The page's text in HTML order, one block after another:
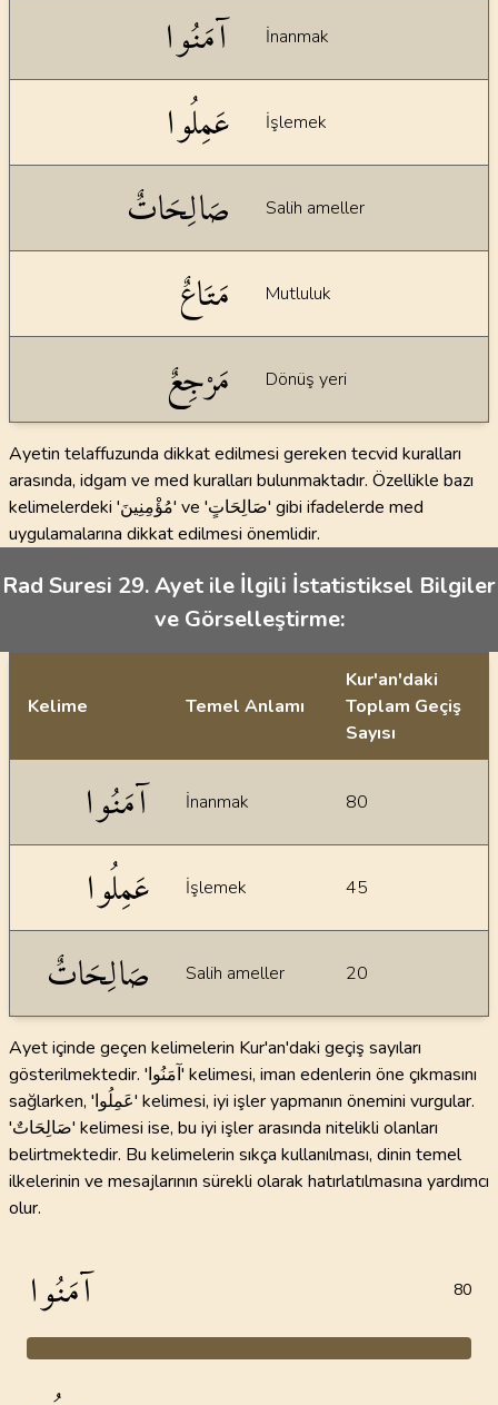
آمَنُوا İnanmak
عَمِلُوا İşlemek
صَالِحَاتٌ Salih ameller
مَتَاعٌ Mutluluk
مَرْجِعٌ Dönüş yeri
Ayetin telaffuzunda dikkat edilmesi gereken tecvid kuralları
arasında, idgam ve med kuralları bulunmaktadır. Özellikle bazı
kelimelerdeki 'مُؤْمِنِينَ' ve 'صَالِحَاتٍ' gibi ifadelerde med
uygulamalarına dikkat edilmesi önemlidir.
Rad Suresi 29. Ayet ile İlgili İstatistiksel Bilgiler
ve Görselleştirme:
Kelime Temel Anlamı
Kur'an'daki
Toplam Geçiş
Sayısı
آمَنُوا İnanmak 80
عَمِلُوا İşlemek 45
صَالِحَاتٌ Salih ameller 20
Ayet içinde geçen kelimelerin Kur'an'daki geçiş sayıları
gösterilmektedir. 'آمَنُوا' kelimesi, iman edenlerin öne çıkmasını
sağlarken, 'عَمِلُوا' kelimesi, iyi işler yapmanın önemini vurgular.
'صَالِحَاتٌ' kelimesi ise, bu iyi işler arasında nitelikli olanları
belirtmektedir. Bu kelimelerin sıkça kullanılması, dinin temel
ilkelerinin ve mesajlarının sürekli olarak hatırlatılmasına yardımcı
olur.
آمَنُوا 80